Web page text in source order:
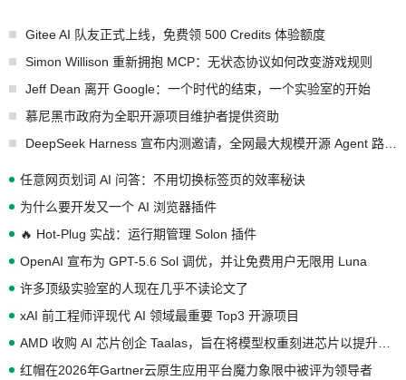
Gitee AI 队友正式上线，免费领 500 Credits 体验额度
Simon Willison 重新拥抱 MCP：无状态协议如何改变游戏规则
Jeff Dean 离开 Google：一个时代的结束，一个实验室的开始
慕尼黑市政府为全职开源项目维护者提供资助
任意网页划词 AI 问答：不用切换标签页的效率秘诀
为什么要开发又一个 AI 浏览器插件
🔥 Hot-Plug 实战：运行期管理 Solon 插件
OpenAI 宣布为 GPT-5.6 Sol 调优，并让免费用户无限用 Luna
许多顶级实验室的人现在几乎不读论文了
xAI 前工程师评现代 AI 领域最重要 Top3 开源项目
红帽在2026年Gartner云原生应用平台魔力象限中被评为领导者